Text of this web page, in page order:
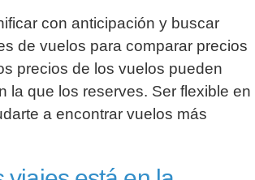
con anticipación y buscar
de vuelos para comparar precios
precios de los vuelos pueden
la que los reserves. Ser flexible en
a encontrar vuelos más